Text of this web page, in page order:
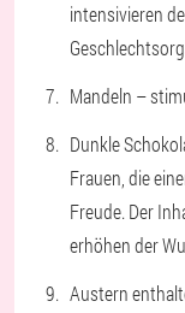
intensivieren
Mandeln –
Dunkle
Frauen, die
Freude. Der
erhöhen der
Austern